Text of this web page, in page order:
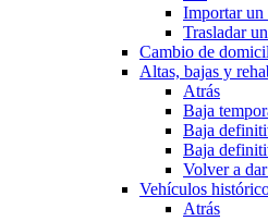
Importar un
Trasladar
Cambio de
Altas, bajas y
Atrás
Baja
Baja
Baja
Volver a
Vehículos
Atrás